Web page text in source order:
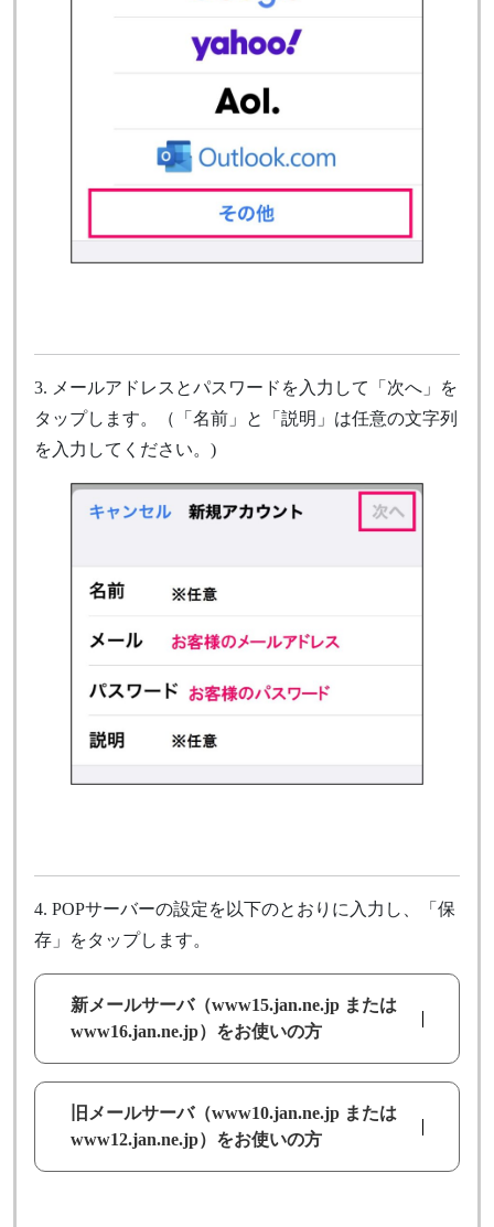
3. メールアドレスとパスワードを入力して「次へ」を
タップします。（「名前」と「説明」は任意の文字列
を入力してください。)
4. POPサーバーの設定を以下のとおりに入力し、「保
存」をタップします。
新メールサーバ（www15.jan.ne.jp または
www16.jan.ne.jp）をお使いの方
旧メールサーバ（www10.jan.ne.jp または
www12.jan.ne.jp）をお使いの方